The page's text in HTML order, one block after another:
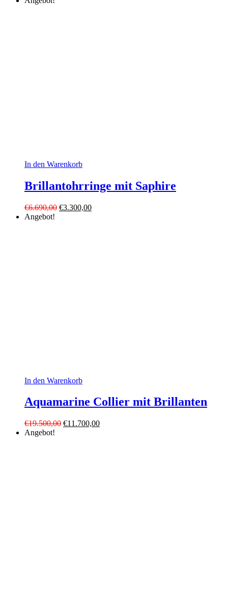
In den Warenkorb
Brillantohrringe mit Saphire
€6.690,00 Ursprünglicher
€3.300,00Aktueller
Angebot!
In den Warenkorb
Aquamarine Collier mit Brillanten
€19.500,00 Ursprünglicher
€11.700,00Aktueller
Angebot!